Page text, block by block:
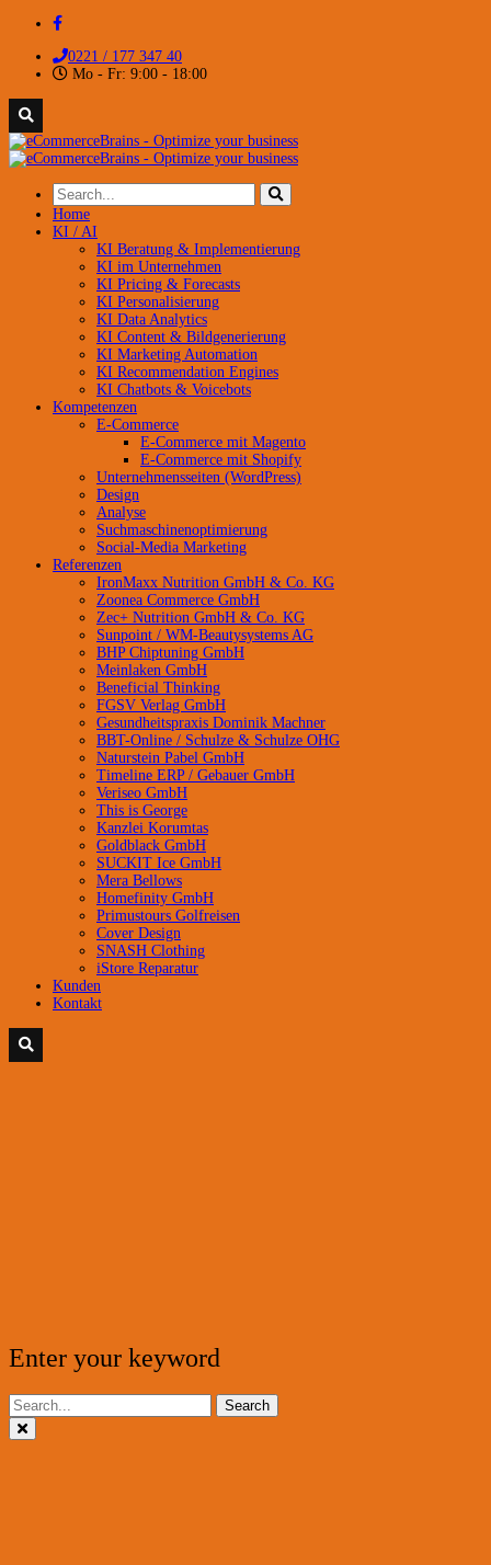
0221 / 177 347 40
Mo - Fr: 9:00 - 18:00
Home
KI / AI
KI Beratung & Implementierung
KI im Unternehmen
KI Pricing & Forecasts
KI Personalisierung
KI Data Analytics
KI Content & Bildgenerierung
KI Marketing Automation
KI Recommendation Engines
KI Chatbots & Voicebots
Kompetenzen
E-Commerce
E-Commerce mit Magento
E-Commerce mit Shopify
Unternehmensseiten (WordPress)
Design
Analyse
Suchmaschinenoptimierung
Social-Media Marketing
Referenzen
IronMaxx Nutrition GmbH & Co. KG
Zoonea Commerce GmbH
Zec+ Nutrition GmbH & Co. KG
Sunpoint / WM-Beautysystems AG
BHP Chiptuning GmbH
Meinlaken GmbH
Beneficial Thinking
FGSV Verlag GmbH
Gesundheitspraxis Dominik Machner
BBT-Online / Schulze & Schulze OHG
Naturstein Pabel GmbH
Timeline ERP / Gebauer GmbH
Veriseo GmbH
This is George
Kanzlei Korumtas
Goldblack GmbH
SUCKIT Ice GmbH
Mera Bellows
Homefinity GmbH
Primustours Golfreisen
Cover Design
SNASH Clothing
iStore Reparatur
Kunden
Kontakt
Enter your keyword
Search